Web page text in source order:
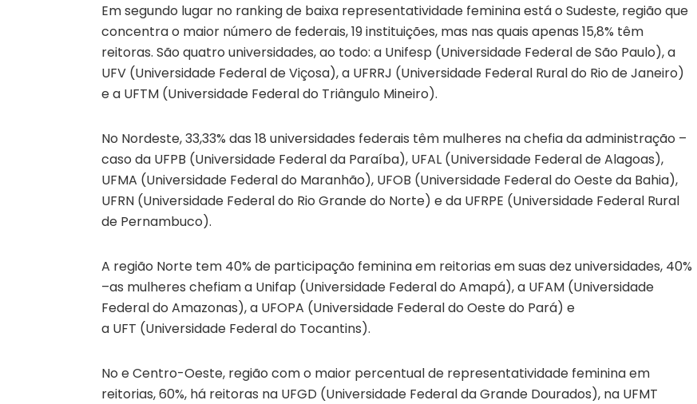
Em segundo lugar no ranking de baixa representatividade feminina está o Sudeste, região que
concentra o maior número de federais, 19 instituições, mas nas quais apenas 15,8% têm
reitoras. São quatro universidades, ao todo: a Unifesp (Universidade Federal de São Paulo), a
UFV (Universidade Federal de Viçosa), a UFRRJ (Universidade Federal Rural do Rio de Janeiro)
e a UFTM (Universidade Federal do Triângulo Mineiro).
No Nordeste, 33,33% das 18 universidades federais têm mulheres na chefia da administração –
caso da UFPB (Universidade Federal da Paraíba), UFAL (Universidade Federal de Alagoas),
UFMA (Universidade Federal do Maranhão), UFOB (Universidade Federal do Oeste da Bahia),
UFRN (Universidade Federal do Rio Grande do Norte) e da UFRPE (Universidade Federal Rural
de Pernambuco).
A região Norte tem 40% de participação feminina em reitorias em suas dez universidades, 40%
–as mulheres chefiam a Unifap (Universidade Federal do Amapá), a UFAM (Universidade
Federal do Amazonas), a UFOPA (Universidade Federal do Oeste do Pará) e
a UFT (Universidade Federal do Tocantins).
No e Centro-Oeste, região com o maior percentual de representatividade feminina em
reitorias, 60%, há reitoras na UFGD (Universidade Federal da Grande Dourados), na UFMT